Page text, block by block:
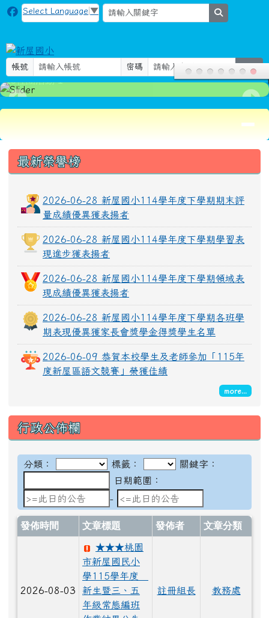
跳至主內容區
新屋國小
Select Language ▼
帳號 密碼 登入
115社團活動-1
上中區域內容
最新榮譽榜
2026-06-28 新屋國小114學年度下學期期末評
量成績優異獲表揚者
2026-06-28 新屋國小114學年度下學期學習表
現進步獲表揚者
2026-06-28 新屋國小114學年度下學期領域表
現成績優異獲表揚者
2026-06-28 新屋國小114學年度下學期各班學
期表現優異獲家長會獎學金得獎學生名單
2026-06-09 恭賀本校學生及老師參加「115年
度新屋區語文競賽」榮獲佳績
more...
行政公佈欄
分類： 標籤：
關鍵字：
日期範圍：
-
日期範圍：
發佈時間 文章標題 發佈者 文章分類
2026-08-03
★★★桃園
市新屋國民小
學115學年度
新生暨三、五
年級常態編班
註冊組長 教務處
頁尾區域